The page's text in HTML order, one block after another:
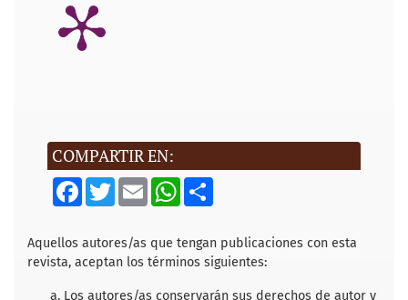
COMPARTIR EN:
F
a
b
o
o
T
w
t
e
r
E
m
l
W
s
A
p
S
e
Aquellos autores/as que tengan publicaciones con esta
revista, aceptan los términos siguientes:
Los autores/as conservarán sus derechos de autor y